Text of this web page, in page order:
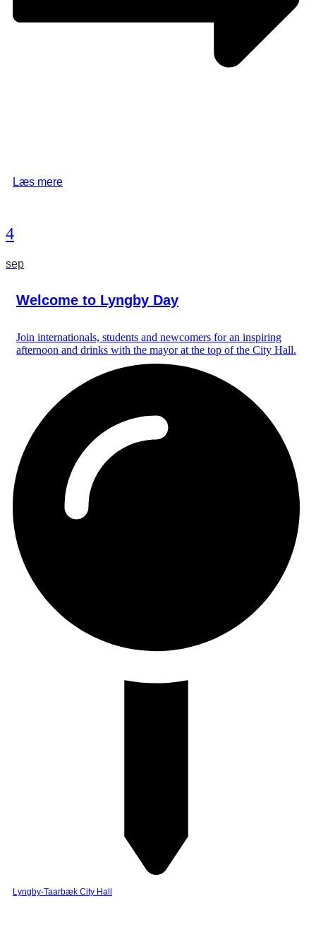
Læs mere
4
sep
Welcome to Lyngby Day
Join internationals, students and newcomers for an inspiring
afternoon and drinks with the mayor at the top of the City Hall.
Lyngby-Taarbæk City Hall